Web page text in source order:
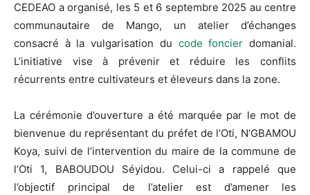
CEDEAO a organisé, les 5 et 6 septembre 2025 au centre
communautaire de Mango, un atelier d’échanges
consacré à la vulgarisation du code foncier domanial.
L’initiative vise à prévenir et réduire les conflits
récurrents entre cultivateurs et éleveurs dans la zone.
La cérémonie d’ouverture a été marquée par le mot de
bienvenue du représentant du préfet de l’Oti, N’GBAMOU
Koya, suivi de l’intervention du maire de la commune de
l’Oti 1, BABOUDOU Séyidou. Celui-ci a rappelé que
l’objectif principal de l’atelier est d’amener les